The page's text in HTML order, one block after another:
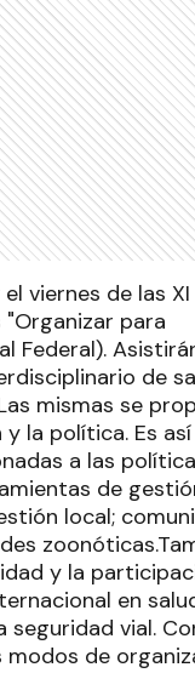
viernes de las
para
Federal).
de
mismas se
la política. Es
a las
de
local;
y la
en
vial.
de